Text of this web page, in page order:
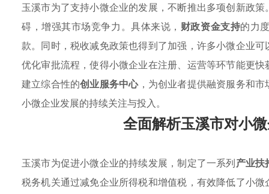
玉溪市为了支持小微企业的发展，不断推出多项创新政
碍，增强其市场竞争力。具体来说， 财政资金支持的力
款。同时，税收减免政策也得到了加强，许多小微企业
优化审批流程，使得小微企业在注册、运营等环节能更
建立综合性的创业服务中心，为创业者提供融资服务和
小微企业发展的持续关注与投入。
全面解析玉溪市对小
玉溪市为促进小微企业的持续发展，制定了一系列产业扶
税务机关通过减免企业所得税和增值税，有效降低了小